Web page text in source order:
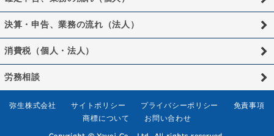
決算・申告、業務の流れ（法人）
消費税（個人・法人）
労務相談
弥生株式会社 サイトポリシー プライバシーポリシー
免責事項
商標について
お問い合わせ